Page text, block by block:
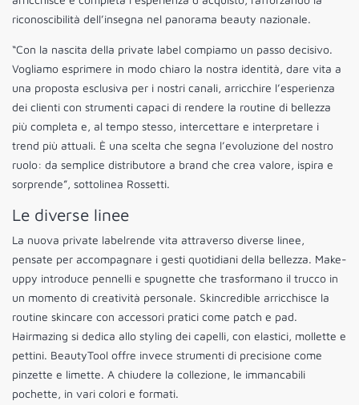
riconoscibilità dell’insegna nel panorama beauty nazionale.
“Con la nascita della private label compiamo un passo decisivo.
Vogliamo esprimere in modo chiaro la nostra identità, dare vita a
una proposta esclusiva per i nostri canali, arricchire l’esperienza
dei clienti con strumenti capaci di rendere la routine di bellezza
più completa e, al tempo stesso, intercettare e interpretare i
trend più attuali. È una scelta che segna l’evoluzione del nostro
ruolo: da semplice distributore a brand che crea valore, ispira e
sorprende”, sottolinea Rossetti.
Le diverse linee
La nuova private labelrende vita attraverso diverse linee,
pensate per accompagnare i gesti quotidiani della bellezza. Make-
uppy introduce pennelli e spugnette che trasformano il trucco in
un momento di creatività personale. Skincredible arricchisce la
routine skincare con accessori pratici come patch e pad.
Hairmazing si dedica allo styling dei capelli, con elastici, mollette e
pettini. BeautyTool offre invece strumenti di precisione come
pinzette e limette. A chiudere la collezione, le immancabili
pochette, in vari colori e formati.